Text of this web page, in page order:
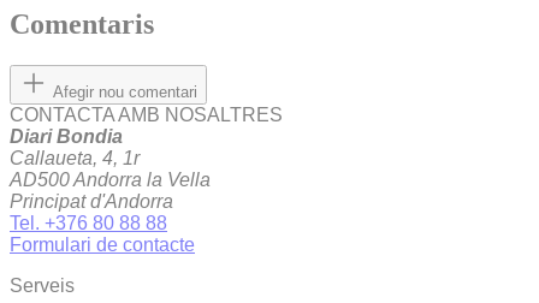
Comentaris
Afegir nou comentari
CONTACTA AMB NOSALTRES
Diari Bondia
Callaueta, 4, 1r
AD500 Andorra la Vella
Principat d'Andorra
Tel. +376 80 88 88
Formulari de contacte
Serveis